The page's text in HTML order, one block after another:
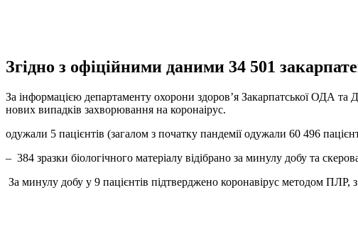
Згідно з офіційними даними 34 501
За інформацією департаменту охорони здоров’я Закарпатської ОДА
нових випадків захворювання на коронаірус.
одужали 5 пацієнтів (загалом з початку пандемії одужали 60 496
– 384 зразки біологічного матеріалу відібрано за минулу добу та
За минулу добу у 9 пацієнтів підтверджено коронавірус методом ПЛР,